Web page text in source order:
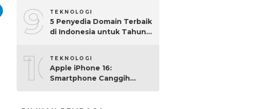
9 TEKNOLOGI
5 Penyedia Domain Terbaik
di Indonesia untuk Tahun
10TEKNOLOGI
Apple iPhone 16:
Smartphone Canggih